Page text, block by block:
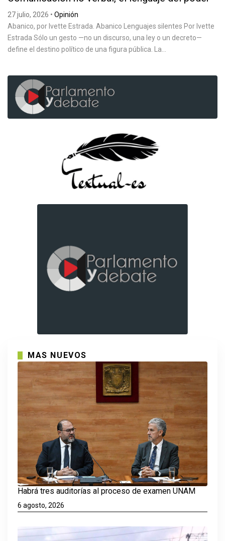
27 julio, 2026 • Opinión
Abanico, por Ivette Estrada. Abanico Lenguajes silentes Por Ivette
Estrada Sólo un gesto —no un discurso, una ley o un decreto—
define el destino político de una figura pública. La...
MAS NUEVOS
Habrá tres auditorías al proceso de examen UNAM
6 agosto, 2026